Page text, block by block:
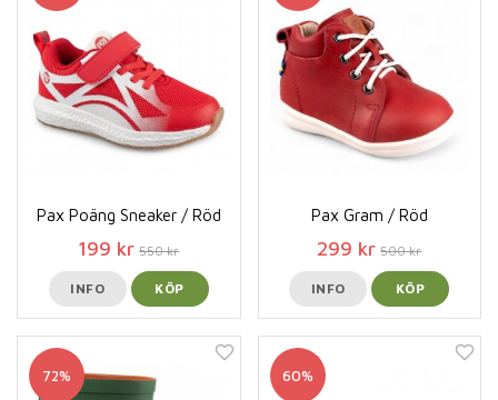
Pax Poäng Sneaker / Röd
199 kr 550 kr
INFO KÖP
Pax Gram / Röd
299 kr 500 kr
INFO KÖP
72% 60%